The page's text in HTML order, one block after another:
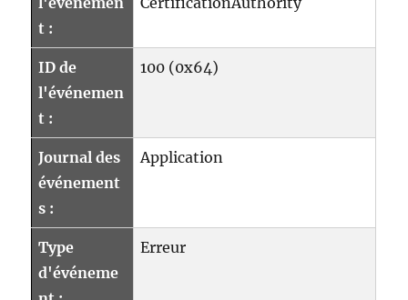
t :
ID de
l'événemen
t :
100 (0x64)
Journal des
événement
s :
Application
Type
d'événeme
Erreur